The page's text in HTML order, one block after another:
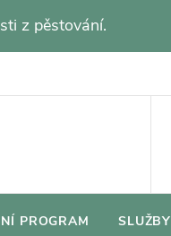
z pěstování.
PROGRAM SLUŽBY